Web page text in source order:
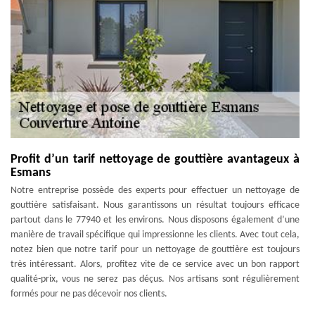
Profit d’un tarif nettoyage de gouttière avantageux à
Esmans
Notre entreprise possède des experts pour effectuer un nettoyage de
gouttière satisfaisant. Nous garantissons un résultat toujours efficace
partout dans le 77940 et les environs. Nous disposons également d’une
manière de travail spécifique qui impressionne les clients. Avec tout cela,
notez bien que notre tarif pour un nettoyage de gouttière est toujours
très intéressant. Alors, profitez vite de ce service avec un bon rapport
qualité-prix, vous ne serez pas déçus. Nos artisans sont régulièrement
formés pour ne pas décevoir nos clients.